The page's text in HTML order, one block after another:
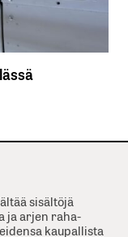
sisältöjä
ja arjen raha-
kaupallista